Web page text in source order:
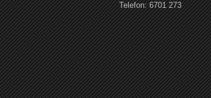
Telefon: 6701 273